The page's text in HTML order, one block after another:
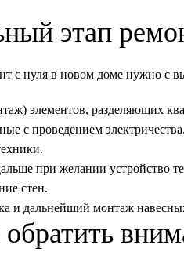
этап
с нуля в новом доме нужно с
элементов, разделяющих
с проведением электричества.
при желании устройство
стен.
и дальнейший монтаж